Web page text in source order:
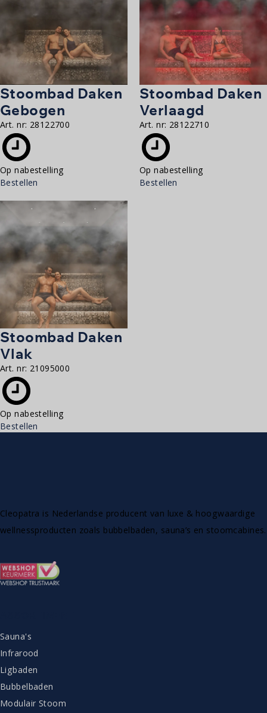
Stoombad Daken
Gebogen
Art. nr: 28122700
Op nabestelling
Bestellen
Stoombad Daken
Verlaagd
Art. nr: 28122710
Op nabestelling
Bestellen
Stoombad Daken
Vlak
Art. nr: 21095000
Op nabestelling
Bestellen
Cleopatra is Nederlandse producent van luxe & hoogwaardige
wellnessproducten zoals bubbelbaden, sauna’s en stoomcabines.
Sauna's
Infrarood
Ligbaden
Bubbelbaden
Modulair Stoom